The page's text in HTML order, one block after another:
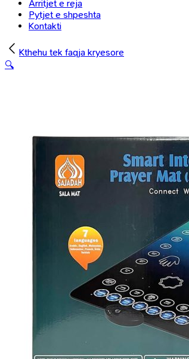
Arritjet e reja
Pytjet e shpeshta
Kontakti
Kthehu tek faqja kryesore
🔍